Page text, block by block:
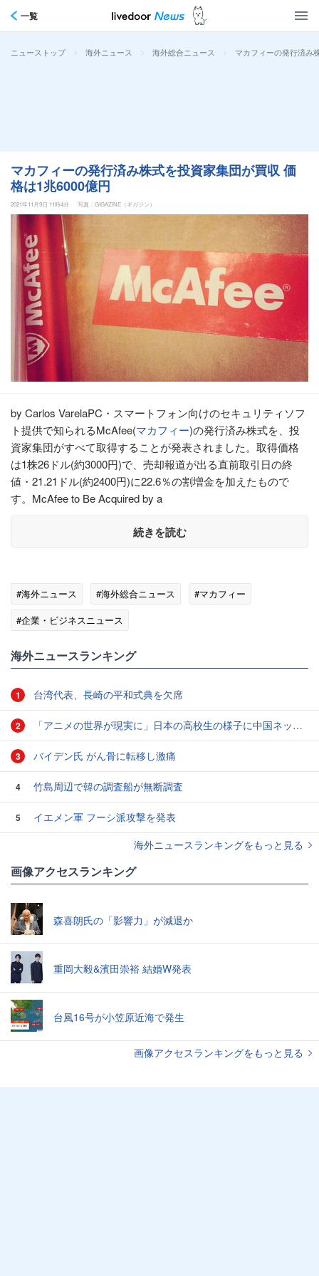
一覧
ニューストップ > 海外ニュース > 海外総合ニュース > マカフィーの発行済み
マカフィーの発行済み株式を投資家集団が買収 価
格は1兆6000億円
2021年11月9日 11時4分 写真：GIGAZINE（ギガジン）
by Carlos VarelaPC・スマートフォン向けのセキュリティソフ
ト提供で知られるMcAfee(マカフィー)の発行済み株式を、投
資家集団がすべて取得することが発表されました。取得価格
は1株26ドル(約3000円)で、売却報道が出る直前取引日の終
値・21.21ドル(約2400円)に22.6％の割増金を加えたもので
す。McAfee to Be Acquired by a
続きを読む
#海外ニュース #海外総合ニュース
#マカフィー
#企業・ビジネスニュース
海外ニュースランキング
1 台湾代表、長崎の平和式典を欠席
2 「アニメの世界が現実に」日本の高校生の様子に中国ネット「青春」「うらやましい」
3 バイデン氏 がん骨に転移し激痛
4 竹島周辺で韓の調査船が無断調査
5
イエメン軍 フーシ派攻撃を発表
海外ニュースランキングをもっと見る
画像アクセスランキング
森喜朗氏の「影響力」が減退か
重岡大毅&濱田崇裕 結婚W発表
台風16号が小笠原近海で発生
画像アクセスランキングをもっと見る